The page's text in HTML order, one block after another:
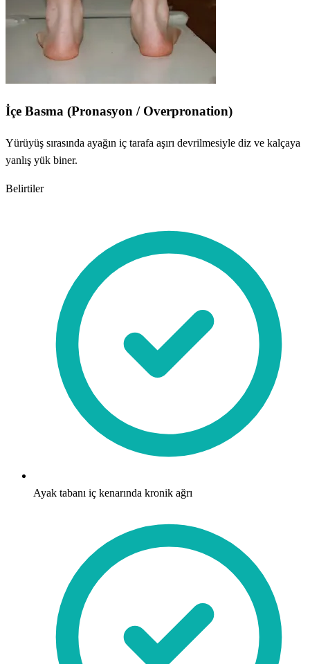
İçe Basma (Pronasyon / Overpronation)
Yürüyüş sırasında ayağın iç tarafa aşırı devrilmesiyle diz ve kalçaya
yanlış yük biner.
Belirtiler
Ayak tabanı iç kenarında kronik ağrı